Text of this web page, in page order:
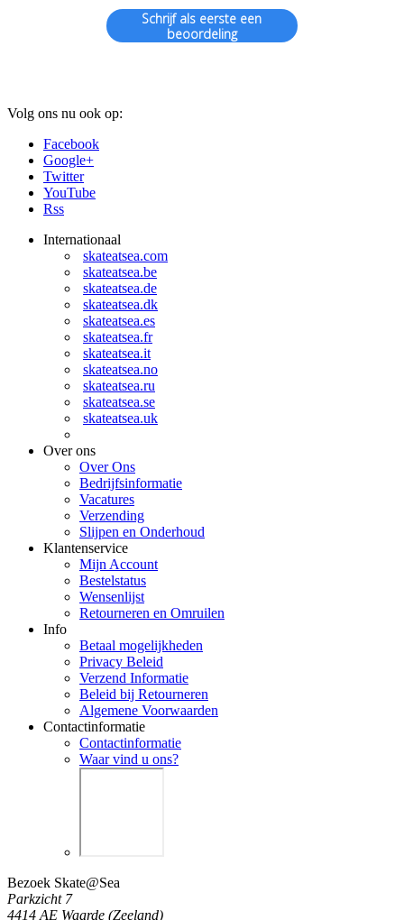
Schrijf als eerste een
beoordeling
Volg ons nu ook op:
Facebook
Google+
Twitter
YouTube
Rss
Internationaal
skateatsea.com
skateatsea.be
skateatsea.de
skateatsea.dk
skateatsea.es
skateatsea.fr
skateatsea.it
skateatsea.no
skateatsea.ru
skateatsea.se
skateatsea.uk
Over ons
Over Ons
Bedrijfsinformatie
Vacatures
Verzending
Slijpen en Onderhoud
Klantenservice
Mijn Account
Bestelstatus
Wensenlijst
Retourneren en Omruilen
Info
Betaal mogelijkheden
Privacy Beleid
Verzend Informatie
Beleid bij Retourneren
Algemene Voorwaarden
Contactinformatie
Contactinformatie
Waar vind u ons?
Bezoek Skate@Sea
Parkzicht 7
4414 AE Waarde (Zeeland)